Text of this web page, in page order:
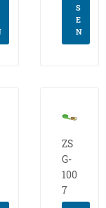
S
E
N
ZS
G-
100
7